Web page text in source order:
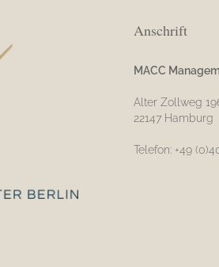
Anschrift
MACC
Alter Zollweg
22147 Hamburg
Telefon: +49